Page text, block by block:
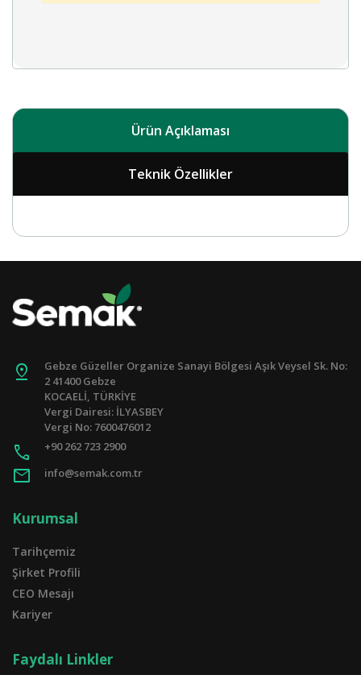
Ürün Açıklaması
Teknik Özellikler
pin_drop
Gebze Güzeller Organize Sanayi Bölgesi Aşık Veysel Sk. No:
2 41400 Gebze
KOCAELİ, TÜRKİYE
Vergi Dairesi: İLYASBEY
Vergi No: 7600476012
call +90 262 723 2900
mail info@semak.com.tr
Kurumsal
Tarihçemiz
Şirket Profili
CEO Mesajı
Kariyer
Faydalı Linkler